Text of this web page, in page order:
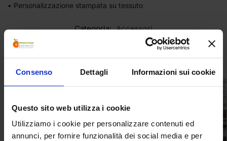
Consenso Dettagli Informazioni sui cookie
Questo sito web utilizza i cookie
Utilizziamo i cookie per personalizzare contenuti ed
annunci, per fornire funzionalità dei social media e per
• Personalizzazione stampata su tessuto
Categoria: Accessori